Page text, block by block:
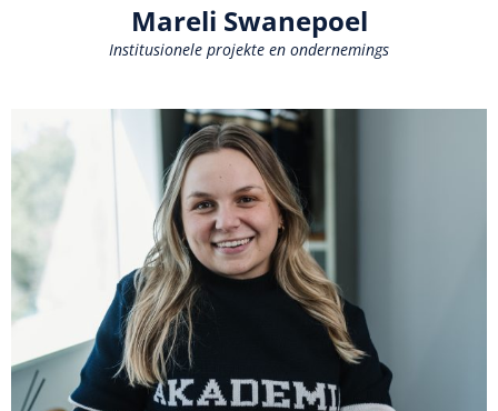
Mareli Swanepoel
Institusionele projekte en ondernemings